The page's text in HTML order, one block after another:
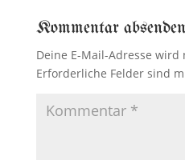
Kommentar absenden
Deine E-Mail-Adresse
Erforderliche Felder sind